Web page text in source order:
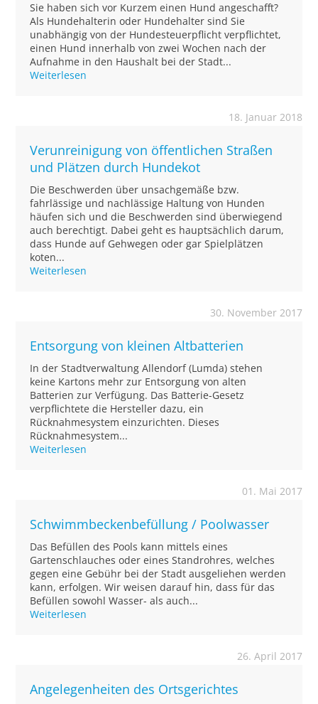
Sie haben sich vor Kurzem einen Hund angeschafft?
Als Hundehalterin oder Hundehalter sind Sie
unabhängig von der Hundesteuerpflicht verpflichtet,
einen Hund innerhalb von zwei Wochen nach der
Aufnahme in den Haushalt bei der Stadt...
Weiterlesen
18. Januar 2018
Verunreinigung von öffentlichen Straßen
und Plätzen durch Hundekot
Die Beschwerden über unsachgemäße bzw.
fahrlässige und nachlässige Haltung von Hunden
häufen sich und die Beschwerden sind überwiegend
auch berechtigt. Dabei geht es hauptsächlich darum,
dass Hunde auf Gehwegen oder gar Spielplätzen
koten...
Weiterlesen
30. November 2017
Entsorgung von kleinen Altbatterien
In der Stadtverwaltung Allendorf (Lumda) stehen
keine Kartons mehr zur Entsorgung von alten
Batterien zur Verfügung. Das Batterie-Gesetz
verpflichtete die Hersteller dazu, ein
Rücknahmesystem einzurichten. Dieses
Rücknahmesystem...
Weiterlesen
01. Mai 2017
Schwimmbeckenbefüllung / Poolwasser
Das Befüllen des Pools kann mittels eines
Gartenschlauches oder eines Standrohres, welches
gegen eine Gebühr bei der Stadt ausgeliehen werden
kann, erfolgen. Wir weisen darauf hin, dass für das
Befüllen sowohl Wasser- als auch...
Weiterlesen
26. April 2017
Angelegenheiten des Ortsgerichtes